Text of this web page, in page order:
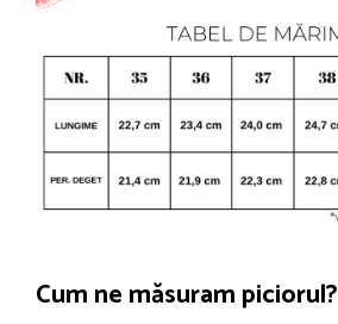
Cum ne măsuram piciorul?